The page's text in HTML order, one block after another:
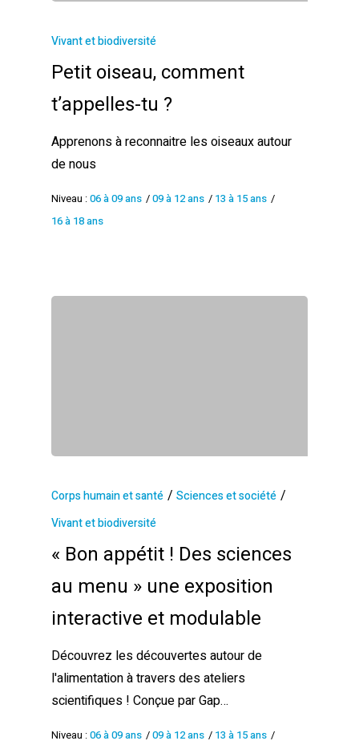
Vivant et biodiversité
Petit oiseau, comment
t’appelles-tu ?
Apprenons à reconnaitre les oiseaux autour
de nous
Niveau :06 à 09 ans /09 à 12 ans / 13 à 15 ans /
16 à 18 ans
Corps humain et santé / Sciences et société /
Vivant et biodiversité
« Bon appétit ! Des sciences
au menu » une exposition
interactive et modulable
Découvrez les découvertes autour de
l'alimentation à travers des ateliers
scientifiques ! Conçue par Gap…
Niveau :06 à 09 ans /09 à 12 ans / 13 à 15 ans /